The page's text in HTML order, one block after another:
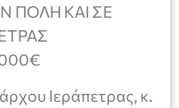
ΠΟΛΗ ΚΑΙ ΣΕ
Ιεράπετρας, κ.